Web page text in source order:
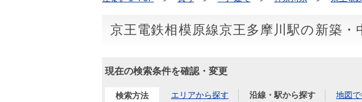
買いたいTOP
中古マンションを探す 新築
売りたいTOP
無料査定 売却
店舗案内TOP
会社情報TOP
採用情報TOP京王電鉄相模原線京王多摩川駅の新築・
現在の検索条件を確認・変更
検索方法 エリアから探す 沿線・駅から探す 地図